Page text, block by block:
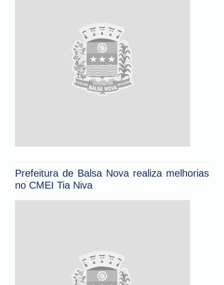
Prefeitura de Balsa Nova realiza melhorias
no CMEI Tia Niva